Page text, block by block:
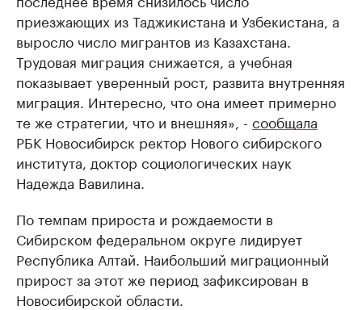
приезжающих из Таджикистана и Узбекистана, а
выросло число мигрантов из Казахстана.
Трудовая миграция снижается, а учебная
показывает уверенный рост, развита внутренняя
миграция. Интересно, что она имеет примерно
те же стратегии, что и внешняя», - сообщала
РБК Новосибирск ректор Нового сибирского
института, доктор социологических наук
Надежда Вавилина.
По темпам прироста и рождаемости в
Сибирском федеральном округе лидирует
Республика Алтай. Наибольший миграционный
прирост за этот же период зафиксирован в
Новосибирской области.